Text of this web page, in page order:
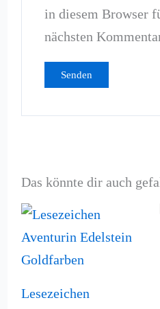
in diesem Browser
nächsten
Das könnte dir auch
Lesezeichen